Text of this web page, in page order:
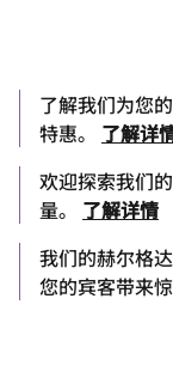
了解我们为您
特惠。
了解详
欢迎探索我们
量。
了解详情
我们的赫尔格
您的宾客带来惊